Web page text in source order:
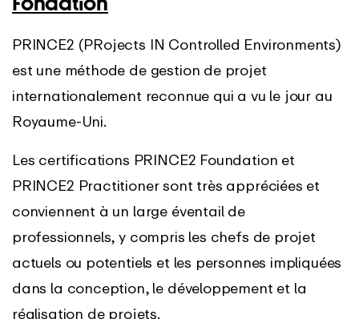
PRINCE2 (PRojects IN Controlled Environments)
est une méthode de gestion de projet
internationalement reconnue qui a vu le jour au
Royaume-Uni.
Les certifications PRINCE2 Foundation et
PRINCE2 Practitioner sont très appréciées et
conviennent à un large éventail de
professionnels, y compris les chefs de projet
actuels ou potentiels et les personnes impliquées
dans la conception, le développement et la
réalisation de projets.